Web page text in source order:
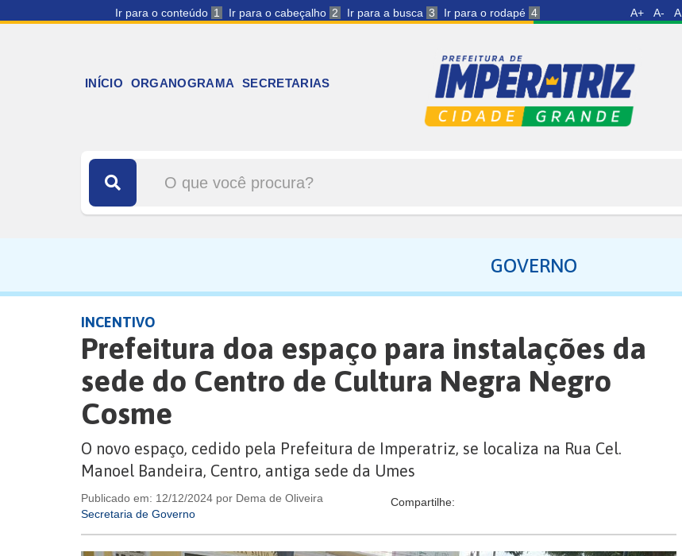
Ir para o conteúdo 1 Ir para o cabeçalho 2 Ir para a busca 3 Ir para o rodapé 4 A+ A- A
INÍCIO ORGANOGRAMA SECRETARIAS
GOVERNO
INCENTIVO
Prefeitura doa espaço para instalações da
sede do Centro de Cultura Negra Negro
Cosme
O novo espaço, cedido pela Prefeitura de Imperatriz, se localiza na Rua Cel.
Manoel Bandeira, Centro, antiga sede da Umes
Publicado em: 12/12/2024 por Dema de Oliveira
Secretaria de Governo
Compartilhe: